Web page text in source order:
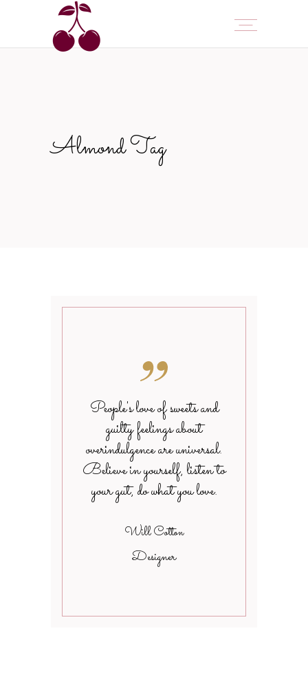
Almond Tag
People's love of sweets and
guilty feelings about
overindulgence are universal.
Believe in yourself, listen to
your gut, do what you love.
Will Cotton
Designer